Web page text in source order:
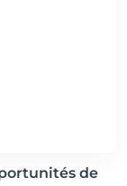
de